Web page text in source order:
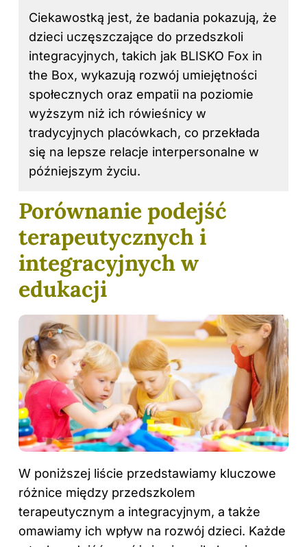
Ciekawostką jest, że badania pokazują, że
dzieci uczęszczające do przedszkoli
integracyjnych, takich jak BLISKO Fox in
the Box, wykazują rozwój umiejętności
społecznych oraz empatii na poziomie
wyższym niż ich rówieśnicy w
tradycyjnych placówkach, co przekłada
się na lepsze relacje interpersonalne w
późniejszym życiu.
Porównanie podejść
terapeutycznych i
integracyjnych w
edukacji
W poniższej liście przedstawiamy kluczowe
różnice między przedszkolem
terapeutycznym a integracyjnym, a także
omawiamy ich wpływ na rozwój dzieci. Każde